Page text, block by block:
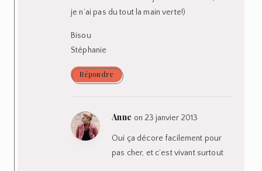
je n’ai pas du tout la main verte!)
Bisou
Stéphanie
Répondre
Anne on 23 janvier 2013
Oui ça décore facilement pour
pas cher, et c’est vivant surtout